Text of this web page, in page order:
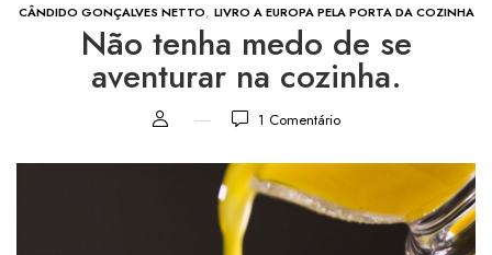
CÂNDIDO GONÇALVES NETTO, LIVRO A EUROPA PELA PORTA DA COZINHA
Não tenha medo de se
aventurar na cozinha.
1 Comentário